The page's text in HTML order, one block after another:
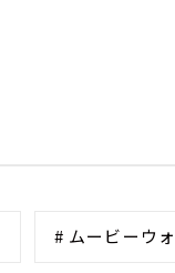
# ムービーウ